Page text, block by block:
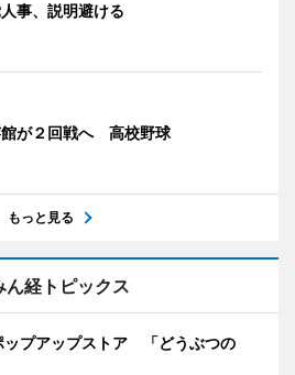
事、説明避ける
館が２回戦へ 高校野球
もっと見る
ん経トピックス
ップアップストア 「どうぶつの